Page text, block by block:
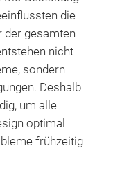
die
der gesamten
nicht
sondern
Deshalb
um alle
optimal
frühzeitig